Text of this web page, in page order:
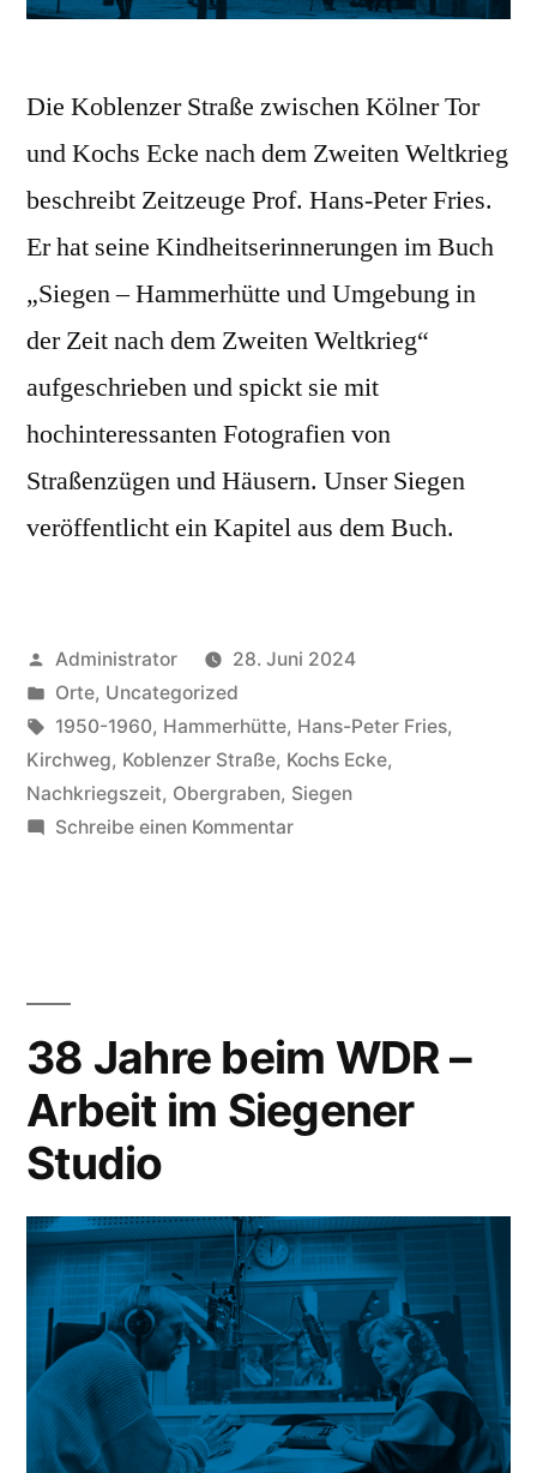
Die Koblenzer Straße zwischen Kölner Tor
und Kochs Ecke nach dem Zweiten Weltkrieg
beschreibt Zeitzeuge Prof. Hans-Peter Fries.
Er hat seine Kindheitserinnerungen im Buch
„Siegen – Hammerhütte und Umgebung in
der Zeit nach dem Zweiten Weltkrieg“
aufgeschrieben und spickt sie mit
hochinteressanten Fotografien von
Straßenzügen und Häusern. Unser Siegen
veröffentlicht ein Kapitel aus dem Buch.
Administrator
28. Juni 2024
Orte, Uncategorized
1950-1960, Hammerhütte, Hans-Peter Fries,
Kirchweg, Koblenzer Straße, Kochs Ecke,
Nachkriegszeit, Obergraben, Siegen
Schreibe einen Kommentar
38 Jahre beim WDR –
Arbeit im Siegener
Studio